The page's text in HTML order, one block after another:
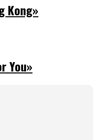
Kong»
You»